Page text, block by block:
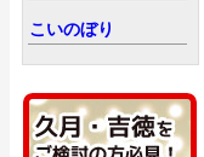
こいのぼり